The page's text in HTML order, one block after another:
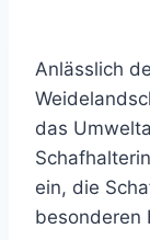
Anlässlich
das
ein, die
besonderen